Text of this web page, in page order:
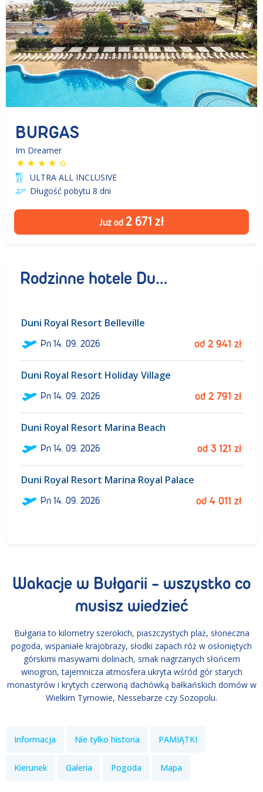
BURGAS
Im Dreamer
ULTRA ALL INCLUSIVE
Długość pobytu 8 dni
Już od 2 671 zł
Rodzinne hotele Duni Royal Resort
Duni Royal Resort Belleville
Pn14. 09. 2026 od 2 941 zł
Duni Royal Resort Holiday Village
Pn14. 09. 2026 od 2 791 zł
Duni Royal Resort Marina Beach
Pn14. 09. 2026 od 3 121 zł
Duni Royal Resort Marina Royal Palace
Pn14. 09. 2026 od 4 011 zł
Wakacje w Bułgarii - wszystko co
musisz wiedzieć
Bułgaria to kilometry szerokich, piaszczystych plaż, słoneczna
pogoda, wspaniałe krajobrazy, słodki zapach róż w osłoniętych
górskimi masywami dolinach, smak nagrzanych słońcem
winogron, tajemnicza atmosfera ukryta wśród gór starych
monastyrów i krytych czerwoną dachówką bałkańskich domów w
Wielkim Tyrnowie, Nessebarze czy Sozopolu.
Informacja Nie tylko historia PAMIĄTKI
Kierunek Galeria Pogoda Mapa